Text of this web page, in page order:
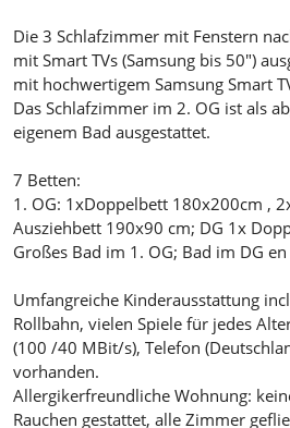
Die 3 Schlafzimmer mit Fenstern
mit Smart TVs (Samsung bis 50")
mit hochwertigem Samsung Smart
Das Schlafzimmer im 2. OG ist als
eigenem Bad ausgestattet.
7 Betten:
1. OG: 1xDoppelbett 180x200cm ,
Ausziehbett 190x90 cm; DG 1x
Großes Bad im 1. OG; Bad im DG
Umfangreiche Kinderausstattung
Rollbahn, vielen Spiele für jedes
(100 /40 MBit/s), Telefon
vorhanden.
Allergikerfreundliche Wohnung:
Rauchen gestattet, alle Zimmer